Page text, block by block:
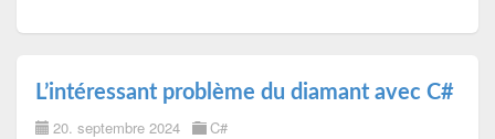
L’intéressant problème du diamant avec C#
20. septembre 2024 C#